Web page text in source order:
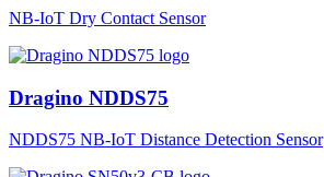
NB-IoT Dry Contact Sensor
Dragino NDDS75
NDDS75 NB-IoT Distance Detection Sensor